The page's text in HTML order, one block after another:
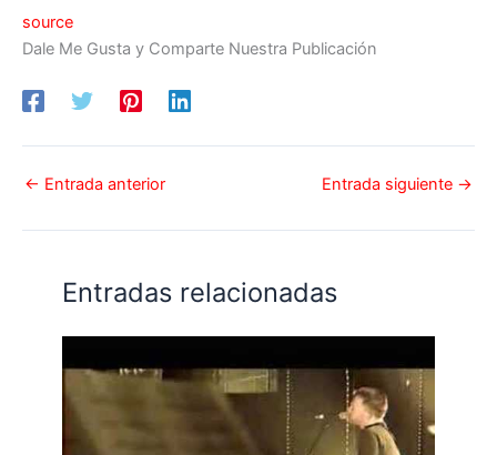
source
Dale Me Gusta y Comparte Nuestra Publicación
← Entrada anterior Entrada siguiente →
Entradas relacionadas